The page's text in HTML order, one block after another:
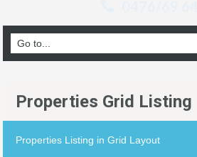
Properties Grid Listing
Properties Listing in Grid Layout